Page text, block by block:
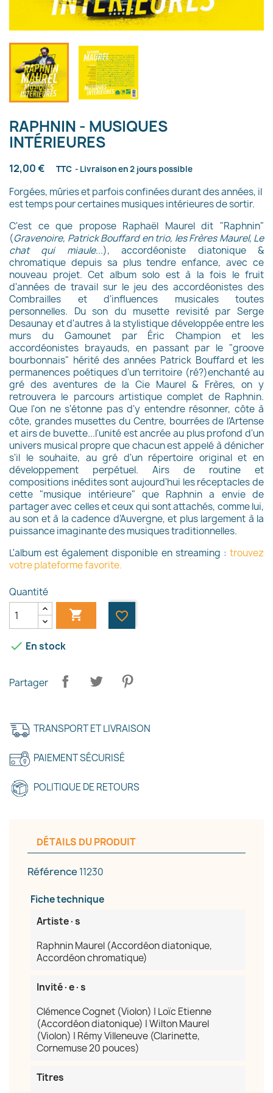
RAPHNIN - MUSIQUES
INTÉRIEURES
12,00 € TTC Livraison en 2 jours possible
Forgées, mûries et parfois confinées durant des années, il
est temps pour certaines musiques intérieures de sortir.
C'est ce que propose Raphaël Maurel dit "Raphnin"
(Gravenoire, Patrick Bouffard en trio, les Frères Maurel, Le
chat qui miaule...), accordéoniste diatonique &
chromatique depuis sa plus tendre enfance, avec ce
nouveau projet. Cet album solo est à la fois le fruit
d'années de travail sur le jeu des accordéonistes des
Combrailles et d'influences musicales toutes
personnelles. Du son du musette revisité par Serge
Desaunay et d'autres à la stylistique développée entre les
murs du Gamounet par Éric Champion et les
accordéonistes brayauds, en passant par le "groove
bourbonnais" hérité des années Patrick Bouffard et les
permanences poétiques d'un territoire (ré?)enchanté au
gré des aventures de la Cie Maurel & Frères, on y
retrouvera le parcours artistique complet de Raphnin.
Que l'on ne s'étonne pas d'y entendre résonner, côte à
côte, grandes musettes du Centre, bourrées de l'Artense
et airs de buvette...l'unité est ancrée au plus profond d'un
univers musical propre que chacun est appelé à dénicher
s'il le souhaite, au gré d'un répertoire original et en
développement perpétuel. Airs de routine et
compositions inédites sont aujourd'hui les réceptacles de
cette "musique intérieure" que Raphnin a envie de
partager avec celles et ceux qui sont attachés, comme lui,
au son et à la cadence d'Auvergne, et plus largement à la
puissance imaginante des musiques traditionnelles.
L'album est également disponible en streaming : trouvez
votre plateforme favorite.
Quantité
 favorite_border
 En stock
Partager
TRANSPORT ET LIVRAISON
PAIEMENT SÉCURISÉ
POLITIQUE DE RETOURS
DÉTAILS DU PRODUIT
Référence 11230
Fiche technique
Artiste·s
Raphnin Maurel (Accordéon diatonique,
Accordéon chromatique)
Invité·e·s
Clémence Cognet (Violon) | Loïc Etienne
(Accordéon diatonique) | Wilton Maurel
(Violon) | Rémy Villeneuve (Clarinette,
Cornemuse 20 pouces)
Titres